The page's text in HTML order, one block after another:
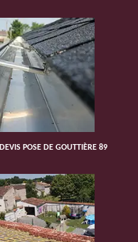
DEVIS POSE DE GOUTTIÈRE 89